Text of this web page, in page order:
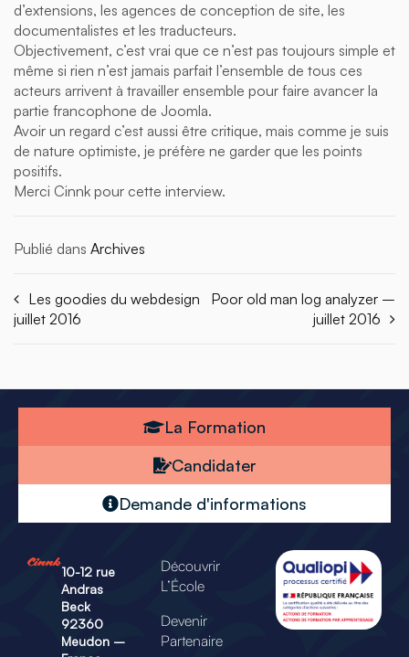
d’extensions, les agences de conception de site, les
documentalistes et les traducteurs.
Objectivement, c’est vrai que ce n’est pas toujours simple et
même si rien n’est jamais parfait l’ensemble de tous ces
acteurs arrivent à travailler ensemble pour faire avancer la
partie francophone de Joomla.
Avoir un regard c’est aussi être critique, mais comme je suis
de nature optimiste, je préfère ne garder que les points
positifs.
Merci Cinnk pour cette interview.
Publié dans Archives
Les goodies du webdesign
juillet 2016
Poor old man log analyzer –
juillet 2016
La Formation
Candidater
Demande d'informations
10-12 rue
Andras
Beck
92360
Meudon –
Découvrir
L’École
Devenir
Partenaire